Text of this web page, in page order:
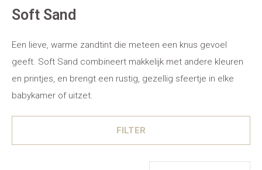
Soft Sand
Een lieve, warme zandtint die meteen een knus gevoel
geeft. Soft Sand combineert makkelijk met andere kleuren
en printjes, en brengt een rustig, gezellig sfeertje in elke
babykamer of uitzet.
FILTER